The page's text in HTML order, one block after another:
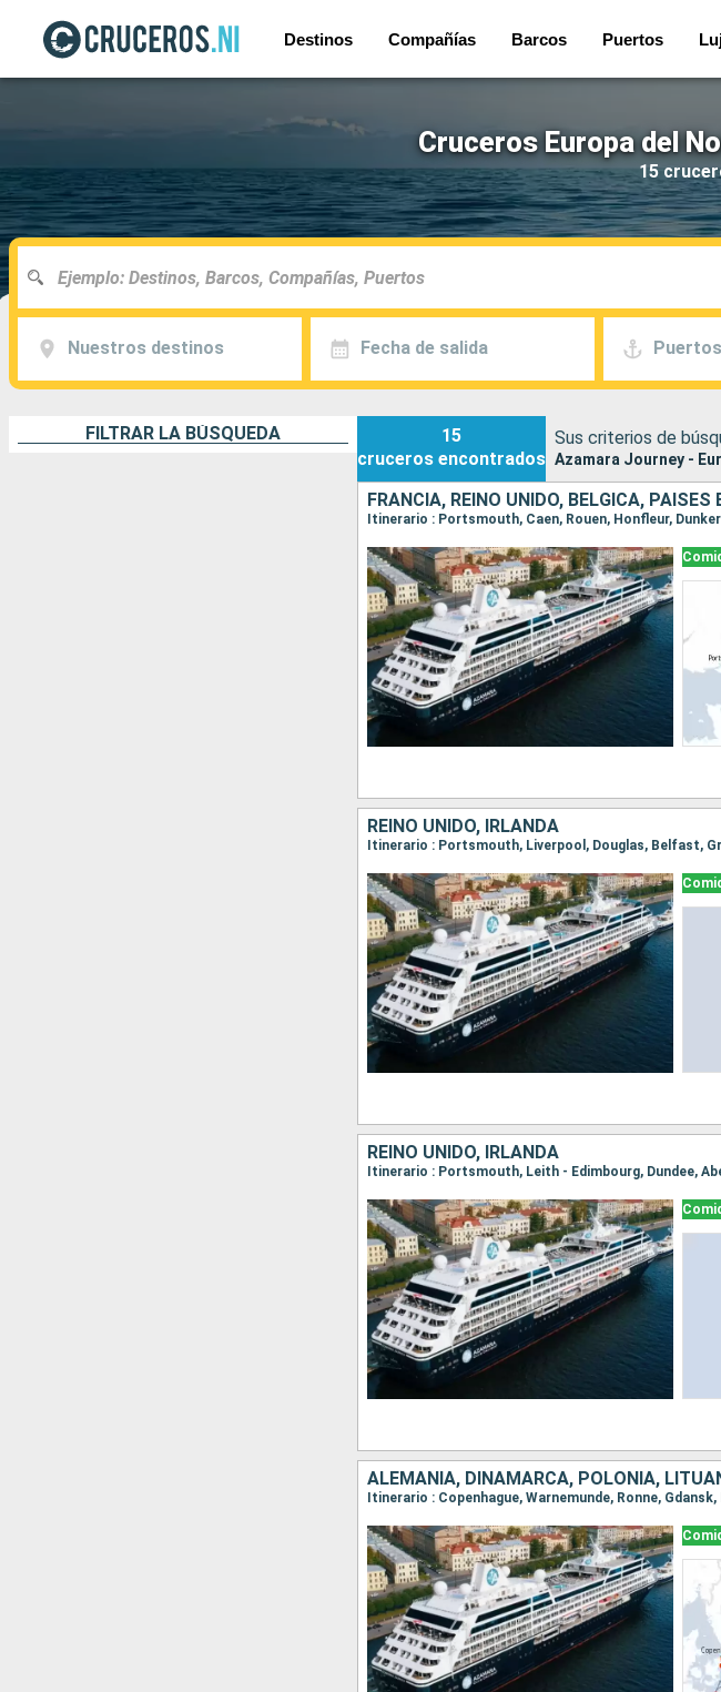
Destinos Compañías Barcos Puertos
Cruceros Europa del
15
Nuestros destinos Fecha de salida Puertos
FILTRAR LA BÚSQUEDA
15
cruceros encontrados
Sus criterios de
Azamara Journey -
FRANCIA, REINO UNIDO, BÉLGICA, PAISES
Itinerario : Portsmouth, Caen, Rouen, Honfleur,
REINO UNIDO, IRLANDA
REINO UNIDO, IRLANDA
ALEMANIA, DINAMARCA, POLONIA,
Itinerario : Copenhague, Warnemunde, Ronne,